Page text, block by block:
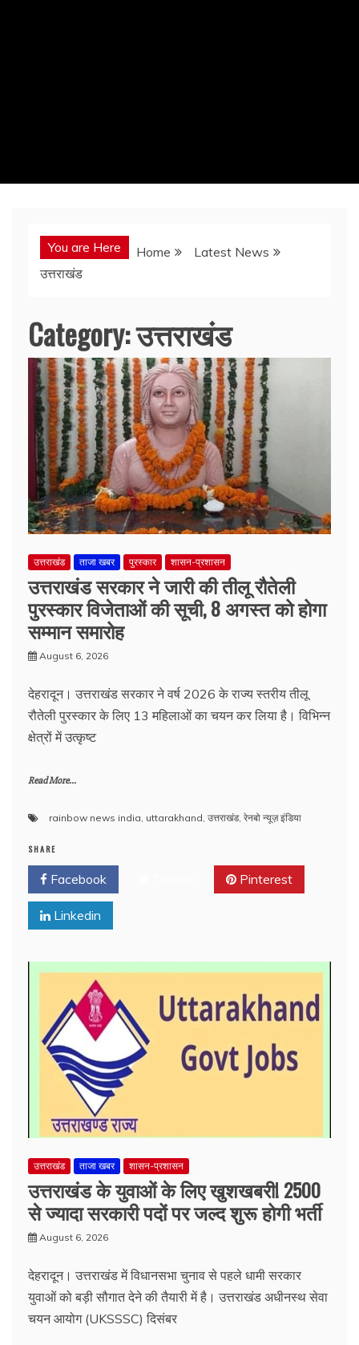
You are Here Home
Latest News
उत्तराखंड
Category:उत्तराखंड
उत्तराखंड ताजा खबर पुरस्कार शासन-प्रशासन
उत्तराखंड सरकार ने जारी की तीलू रौतेली
पुरस्कार विजेताओं की सूची, 8 अगस्त को होगा
सम्मान समारोह
August 6, 2026
देहरादून। उत्तराखंड सरकार ने वर्ष 2026 के राज्य स्तरीय तीलू
रौतेली पुरस्कार के लिए 13 महिलाओं का चयन कर लिया है। विभिन्न
क्षेत्रों में उत्कृष्ट
Read More...
rainbow news india, uttarakhand, उत्तराखंड, रेनबो न्यूज़ इंडिया
SHARE
Facebook Pinterest
Linkedin
उत्तराखंड ताजा खबर शासन-प्रशासन
उत्तराखंड के युवाओं के लिए खुशखबरी! 2500
से ज्यादा सरकारी पदों पर जल्द शुरू होगी भर्ती
August 6, 2026
देहरादून। उत्तराखंड में विधानसभा चुनाव से पहले धामी सरकार
युवाओं को बड़ी सौगात देने की तैयारी में है। उत्तराखंड अधीनस्थ सेवा
चयन आयोग (UKSSSC) दिसंबर